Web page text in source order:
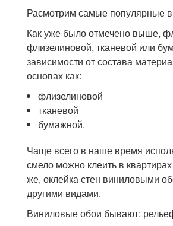
Расмотрим самые популярные
Как уже было отмечено выше,
флизелиновой, тканевой или
зависимости от состава
основах как:
флизелиновой
тканевой
бумажной.
Чаще всего в наше время
смело можно клеить в
же, оклейка стен виниловыми
другими видами.
Виниловые обои бывают: